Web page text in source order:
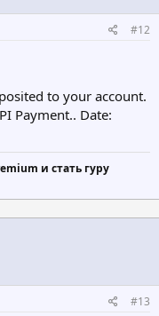
#12
to your account.
Payment.. Date:
и стать гуру
#13